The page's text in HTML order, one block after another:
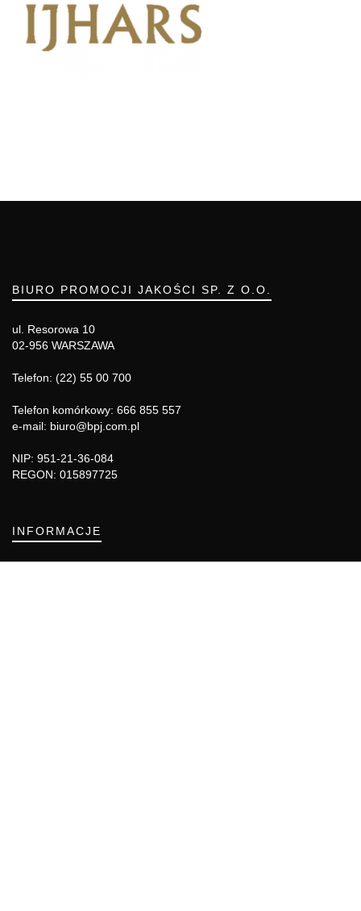
BIURO PROMOCJI JAKOŚCI SP. Z O.O.
ul. Resorowa 10
02-956 WARSZAWA
Telefon: (22) 55 00 700
Telefon komórkowy: 666 855 557
e-mail: biuro@bpj.com.pl
NIP: 951-21-36-084
REGON: 015897725
INFORMACJE